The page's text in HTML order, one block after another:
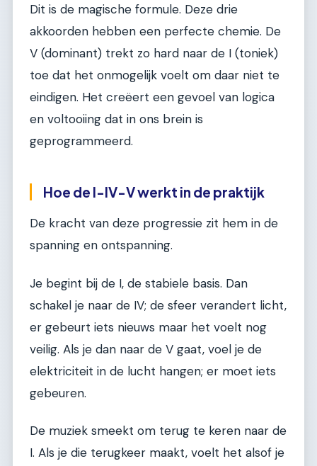
Dit is de magische formule. Deze drie
akkoorden hebben een perfecte chemie. De
V (dominant) trekt zo hard naar de I (toniek)
toe dat het onmogelijk voelt om daar niet te
eindigen. Het creëert een gevoel van logica
en voltooiing dat in ons brein is
geprogrammeerd.
Hoe de I-IV-V werkt in de praktijk
De kracht van deze progressie zit hem in de
spanning en ontspanning.
Je begint bij de I, de stabiele basis. Dan
schakel je naar de IV; de sfeer verandert licht,
er gebeurt iets nieuws maar het voelt nog
veilig. Als je dan naar de V gaat, voel je de
elektriciteit in de lucht hangen; er moet iets
gebeuren.
De muziek smeekt om terug te keren naar de
I. Als je die terugkeer maakt, voelt het alsof je